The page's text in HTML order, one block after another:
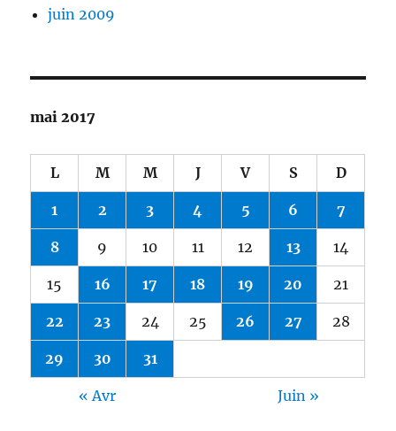
juin 2009
mai 2017
L M M J V S D
1 2 3 4 5 6 7
8 9 10 11 12 13 14
15 16 17 18 19 20 21
22 23 24 25 26 27 28
29 30 31
« Avr Juin »